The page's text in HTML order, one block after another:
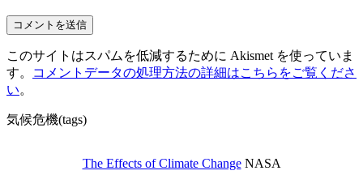
このサイトはスパムを低減するために Akismet を使っていま
す。
コメントデータの処理方法の詳細はこちらをご覧くださ
い。
気候危機(tags)
The Effects of Climate ChangeNASA